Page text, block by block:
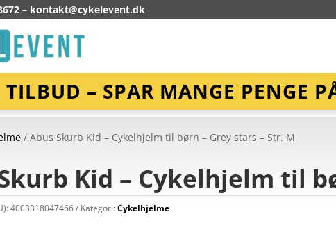
– kontakt@cykelevent.dk
TILBUD – SPAR MANGE PENGE
/ Abus Skurb Kid – Cykelhjelm til børn – Grey stars – Str. M
Kid – Cykelhjelm til
4003318047466 Kategori:Cykelhjelme